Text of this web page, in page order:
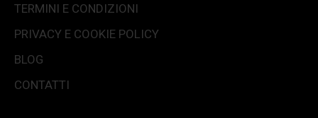
TERMINI E CONDIZIONI
PRIVACY E COOKIE POLICY
BLOG
CONTATTI